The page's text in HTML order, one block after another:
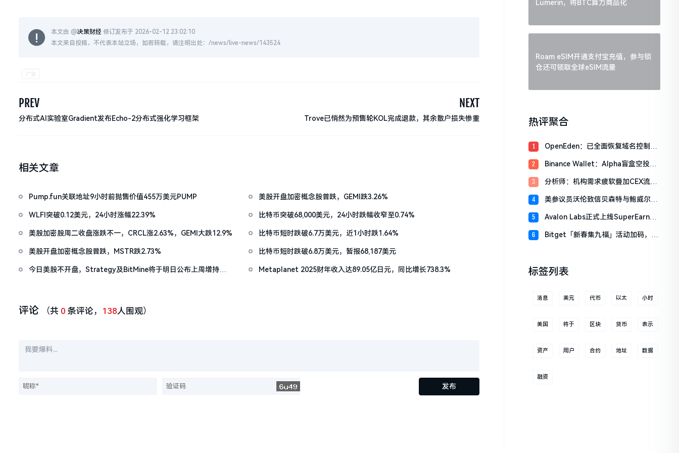
本文由 @决策财经 修订发布于 2026-02-12 23:02:10
本文来自投稿，不代表本站立场，如若转载，请注明出处：/news/live-news/143524
PREV
分布式AI实验室Gradient发布Echo-2分布式强化学习框架
NEXT
Trove已悄然为预售轮KOL完成退款，其余散户损失惨重
相关文章
Pump.fun关联地址9小时前抛售价值455万美元PUMP 美股开盘加密概念股普跌，GEMI跌3.26%
WLFI突破0.12美元，24小时涨幅22.39% 比特币突破68,000美元，24小时跌幅收窄至0.74%
美股加密股周二收盘涨跌不一，CRCL涨2.63%，GEMI大跌12.9% 比特币短时跌破6.7万美元，近1小时跌1.64%
美股开盘加密概念股普跌，MSTR跌2.73% 比特币短时跌破6.8万美元，暂报68,187美元
今日美股不开盘，Strategy及BitMine将于明日公布上周增持情
Metaplanet 2025财年收入达89.05亿日元，同比增长738.3%
评论 （共 0 条评论， 138人围观）
发布
Lumerin，将BTC算力商品化
Roam eSIM开通支付宝充值，参与锁
仓还可领取全球eSIM流量
热评聚合
1
OpenEden：已全面恢复域名控制，
2
Binance Wallet：Alpha盲盒空投将
分
3
分析师：机构需求疲软叠加CEX流入
4
美参议员沃伦致信贝森特与鲍威尔，
行业
5
Avalon Labs正式上线SuperEarn理
6
Bitget「新春集九福」活动加码，报
标签列表
消息 美元 代币 以太 小时
美国 将于 区块 货币 表示
资产 用户 合约 地址 数据
融资